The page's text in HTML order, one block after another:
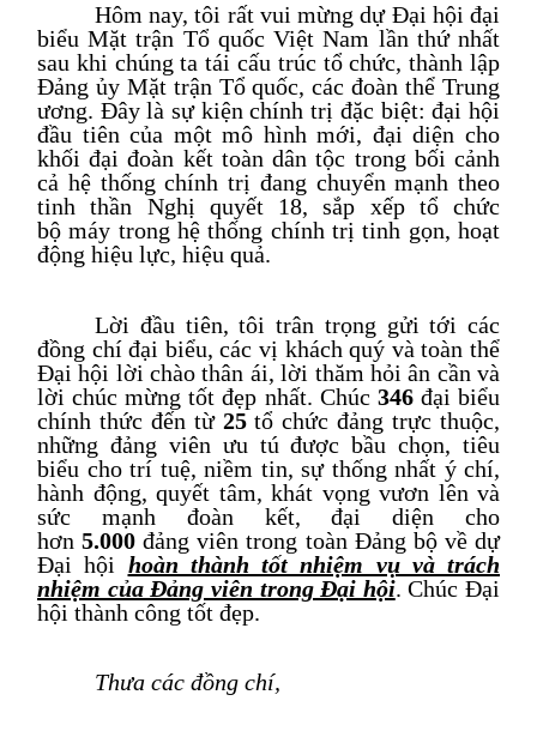
Hôm nay, tôi rất vui mừng dự Đại hội đại
biểu Mặt trận Tổ quốc Việt Nam lần thứ nhất
sau khi chúng ta tái cấu trúc tổ chức, thành lập
Đảng ủy Mặt trận Tổ quốc, các đoàn thể Trung
ương. Đây là sự kiện chính trị đặc biệt: đại hội
đầu tiên của một mô hình mới, đại diện cho
khối đại đoàn kết toàn dân tộc trong bối cảnh
cả hệ thống chính trị đang chuyển mạnh theo
tinh thần Nghị quyết 18, sắp xếp tổ chức
bộ máy trong hệ thống chính trị tinh gọn, hoạt
động hiệu lực, hiệu quả.
Lời đầu tiên, tôi trân trọng gửi tới các
đồng chí đại biểu, các vị khách quý và toàn thể
Đại hội lời chào thân ái, lời thăm hỏi ân cần và
lời chúc mừng tốt đẹp nhất. Chúc 346đại biểu
chính thức đến từ 25tổ chức đảng trực thuộc,
những đảng viên ưu tú được bầu chọn, tiêu
biểu cho trí tuệ, niềm tin, sự thống nhất ý chí,
hành động, quyết tâm, khát vọng vươn lên và
sức mạnh đoàn kết, đại diện cho
hơn5.000 đảng viên trong toàn Đảng bộ về dự
Đại hội hoàn thành tốt nhiệm vụ và trách
nhiệm của Đảng viên trong Đại hội. Chúc Đại
hội thành công tốt đẹp.
Thưa các đồng chí,